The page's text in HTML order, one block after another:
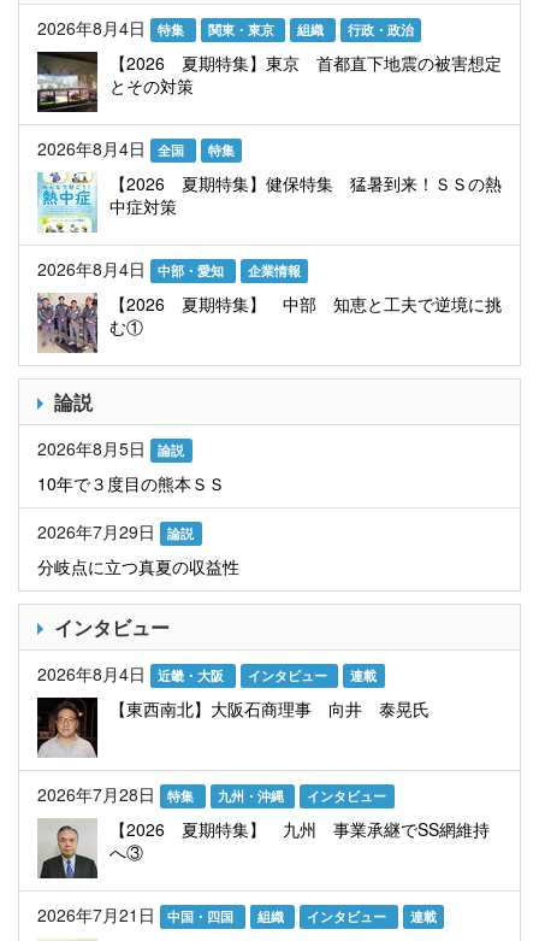
2026年8月4日
特集 関東・東京 組織 行政・政治
【2026 夏期特集】東京 首都直下地震の被害想定
とその対策
2026年8月4日 全国 特集
【2026 夏期特集】健保特集 猛暑到来！ＳＳの熱
中症対策
2026年8月4日 中部・愛知 企業情報
【2026 夏期特集】 中部 知恵と工夫で逆境に挑
む①
論説
2026年8月5日 論説
10年で３度目の熊本ＳＳ
2026年7月29日
論説
分岐点に立つ真夏の収益性
インタビュー
2026年8月4日 近畿・大阪 インタビュー 連載
【東西南北】大阪石商理事 向井 泰晃氏
2026年7月28日 特集 九州・沖縄 インタビュー
【2026 夏期特集】 九州 事業承継でSS網維持
へ③
2026年7月21日 中国・四国 組織 インタビュー 連載